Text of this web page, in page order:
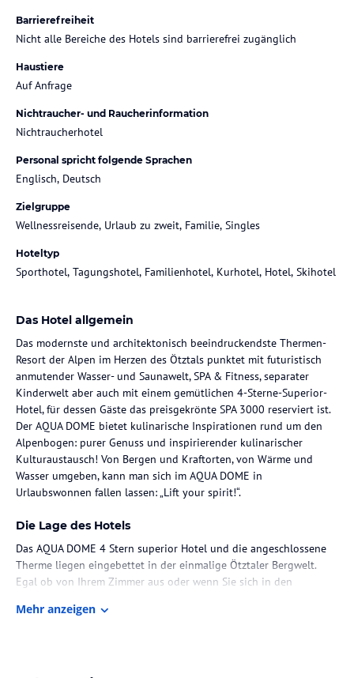
Barrierefreiheit
Nicht alle Bereiche des Hotels sind barrierefrei zugänglich
Haustiere
Auf Anfrage
Nichtraucher- und Raucherinformation
Nichtraucherhotel
Personal spricht folgende Sprachen
Englisch, Deutsch
Zielgruppe
Wellnessreisende, Urlaub zu zweit, Familie, Singles
Hoteltyp
Sporthotel, Tagungshotel, Familienhotel, Kurhotel, Hotel, Skihotel
Das Hotel allgemein
Das modernste und architektonisch beeindruckendste Thermen-
Resort der Alpen im Herzen des Ötztals punktet mit futuristisch
anmutender Wasser- und Saunawelt, SPA & Fitness, separater
Kinderwelt aber auch mit einem gemütlichen 4-Sterne-Superior-
Hotel, für dessen Gäste das preisgekrönte SPA 3000 reserviert ist.
Der AQUA DOME bietet kulinarische Inspirationen rund um den
Alpenbogen: purer Genuss und inspirierender kulinarischer
Kulturaustausch! Von Bergen und Kraftorten, von Wärme und
Wasser umgeben, kann man sich im AQUA DOME in
Urlaubswonnen fallen lassen: „Lift your spirit!“.
Die Lage des Hotels
Das AQUA DOME 4 Stern superior Hotel und die angeschlossene
Therme liegen eingebettet in der einmalige Ötztaler Bergwelt.
Egal ob von Ihrem Zimmer aus oder wenn Sie sich in den
genießen Sie einen atemberaubenden Blick auf die imposanten
Mehr anzeigen